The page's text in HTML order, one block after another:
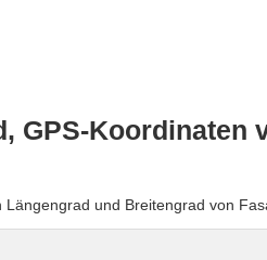
GPS-Koordinaten
und Breitengrad von